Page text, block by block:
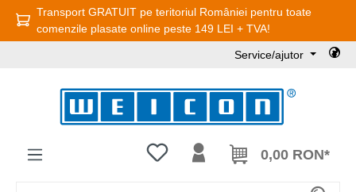
Sari la conținutul principal
Transport GRATUIT pe teritoriul României pentru toate
comenzile plasate online peste 149 LEI + TVA!
Service/ajutor
Aveți 0 articole din lista de dorințe
0,00 RON*